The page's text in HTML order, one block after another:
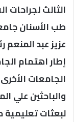
الثالث لجراحات
طب الأسنان
عزيز عبد
إطار اهتمام
الجامعات
والباحثين علي
لبعثات تعليمية